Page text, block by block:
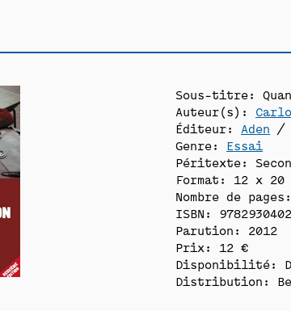
Sous-titre:
Auteur(s):
Éditeur: Aden /
Genre: Essai
Péritexte:
Format: 12 x 20
Nombre de
ISBN:
Parution: 2012
Prix: 12 €
Disponibilité:
Distribution: